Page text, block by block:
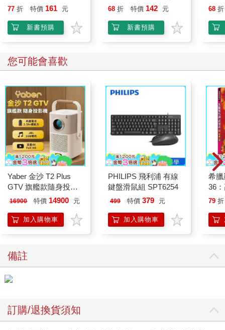
年｝
77 折 特價 161 元
新書預購
68 折 特價 142 元
新書預購
68 折
您可能會喜歡
Yaber 金沙 T2 Plus
GTV 旗艦款隨身投影
機
16900 特價 14900 元
加入購物車
PHILIPS 飛利浦 有線
鍵盤滑鼠組 SPT6254
499 特價 379 元
加入購物車
希
36
79 折
備註
訂購/退換貨須知